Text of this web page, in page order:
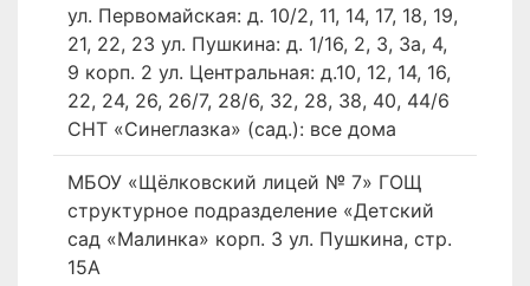
ул. Первомайская: д. 10/2, 11, 14, 17, 18, 19,
21, 22, 23 ул. Пушкина: д. 1/16, 2, 3, 3а, 4,
9 корп. 2 ул. Центральная: д.10, 12, 14, 16,
22, 24, 26, 26/7, 28/6, 32, 28, 38, 40, 44/6
СНТ «Синеглазка» (сад.): все дома
МБОУ «Щёлковский лицей № 7» ГОЩ
структурное подразделение «Детский
сад «Малинка» корп. 3 ул. Пушкина, стр.
15А